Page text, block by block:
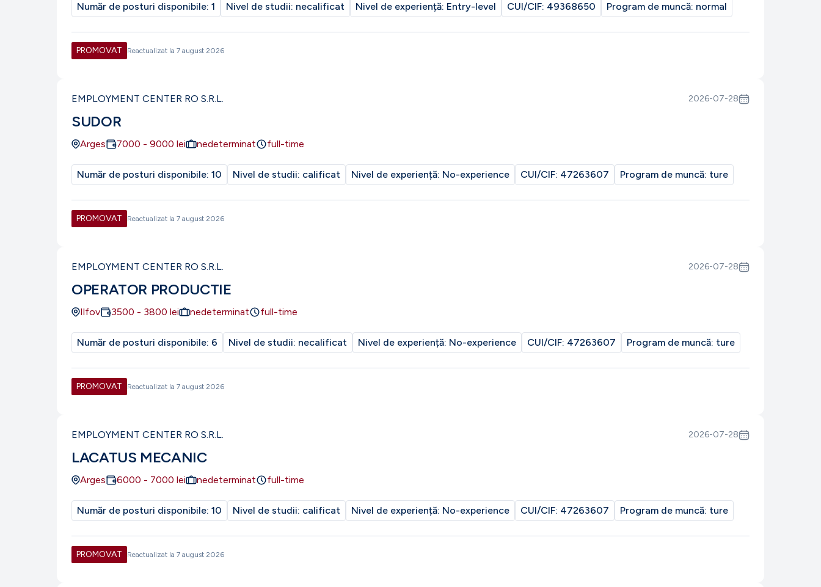
Număr de posturi disponibile: 1 Nivel de studii: necalificat Nivel de experiență: Entry-level CUI/CIF: 49368650 Program de muncă: normal
PROMOVAT Reactualizat la 7 august 2026
EMPLOYMENT CENTER RO S.R.L. 2026-07-28
SUDOR
Arges 7000 - 9000 lei nedeterminat full-time
Număr de posturi disponibile: 10 Nivel de studii: calificat Nivel de experiență: No-experience CUI/CIF: 47263607 Program de muncă: ture
PROMOVAT Reactualizat la 7 august 2026
EMPLOYMENT CENTER RO S.R.L. 2026-07-28
OPERATOR PRODUCTIE
Ilfov 3500 - 3800 lei nedeterminat full-time
Număr de posturi disponibile: 6 Nivel de studii: necalificat Nivel de experiență: No-experience CUI/CIF: 47263607 Program de muncă: ture
PROMOVAT Reactualizat la 7 august 2026
EMPLOYMENT CENTER RO S.R.L. 2026-07-28
LACATUS MECANIC
Arges 6000 - 7000 lei nedeterminat full-time
Număr de posturi disponibile: 10 Nivel de studii: calificat Nivel de experiență: No-experience CUI/CIF: 47263607 Program de muncă: ture
PROMOVAT Reactualizat la 7 august 2026